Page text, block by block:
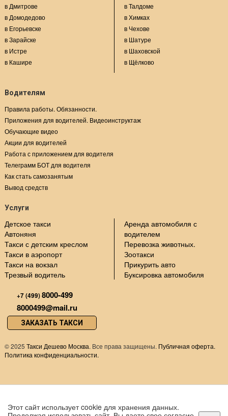
в Дмитрове
в Домодедово
в Егорьевске
в Зарайске
в Истре
в Кашире
в Талдоме
в Химках
в Чехове
в Шатуре
в Шаховской
в Щёлково
Водителям
Правила работы. Обязанности.
Приложения для водителей. Видеоинструктаж
Обучающие видео
Акции для водителей
Работа с приложением для водителя
Телеграмм БОТ для водителя
Как стать самозанятым
Вывод средств
Услуги
Детское такси
Автоняня
Такси с детским креслом
Такси в аэропорт
Такси на вокзал
Трезвый водитель
Аренда автомобиля с
водителем
Перевозка животных.
Зоотакси
Прикурить авто
Буксировка автомобиля
+7 (499)8000-499
8000499@mail.ru
ЗАКАЗАТЬ ТАКСИ
©2025 Такси Дешево Москва. Все права защищены. Публичная оферта.
Политика конфиденциальности.
Этот сайт использует cookie для хранения данных.